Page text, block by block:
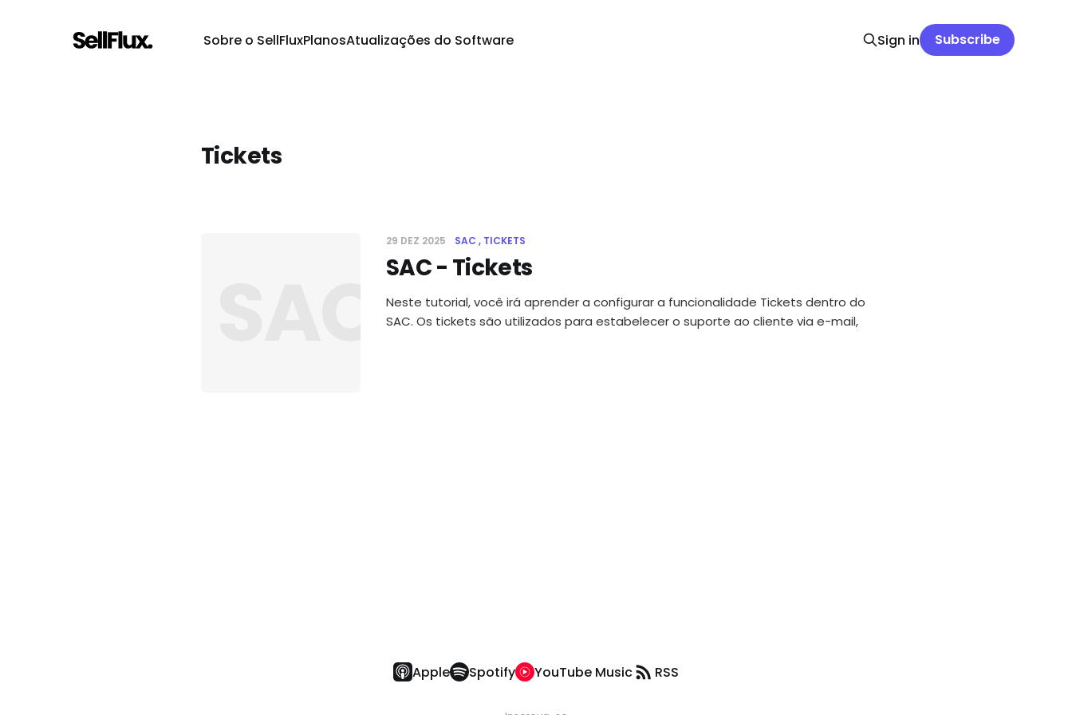
Sobre o SellFluxPlanosAtualizações do Software Sign in Subscribe
Tickets
SAC - Tickets
29 DEZ 2025 SAC TICKETS
SAC - Tickets
Neste tutorial, você irá aprender a configurar a funcionalidade Tickets dentro do
SAC. Os tickets são utilizados para estabelecer o suporte ao cliente via e-mail,
Apple Spotify YouTube Music RSS